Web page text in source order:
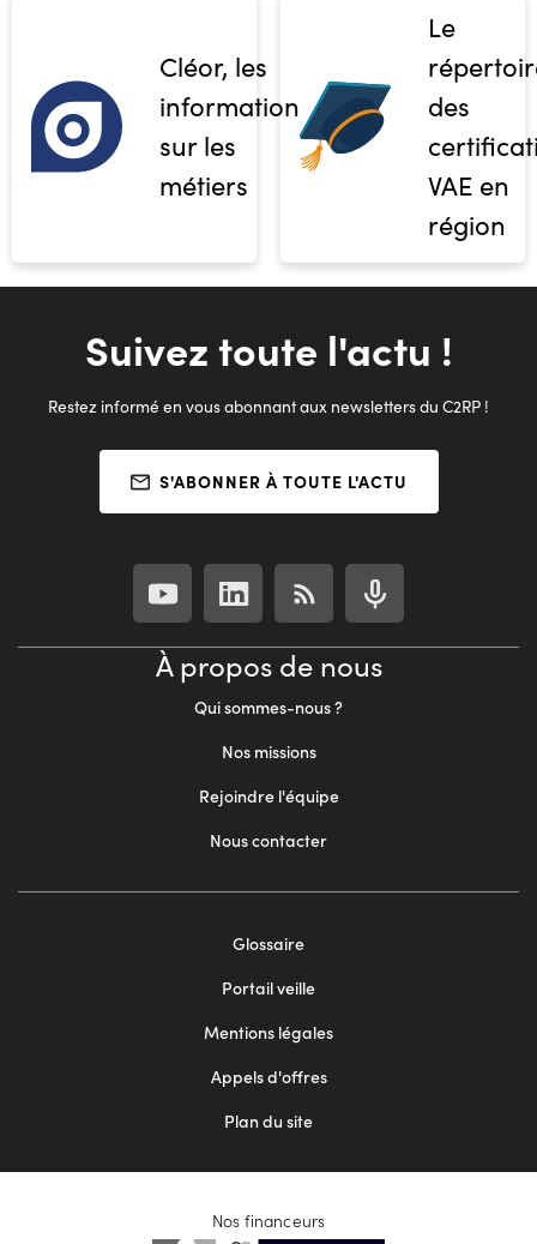
Cléor, les
informations
sur les
métiers
Le
des
VAE en
région
Suivez toute l'actu !
Restez informé en vous abonnant aux newsletters du C2RP !
S'ABONNER À TOUTE L'ACTU
À propos de nous
Qui sommes-nous ?
Nos missions
Rejoindre l'équipe
Nous contacter
Glossaire
Portail veille
Mentions légales
Appels d'offres
Plan du site
Nos financeurs